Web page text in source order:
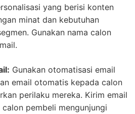
yang berisi konten
minat dan kebutuhan
Gunakan nama calon
Gunakan otomatisasi email
email otomatis kepada calon
perilaku mereka. Kirim email
pembeli mengunjungi